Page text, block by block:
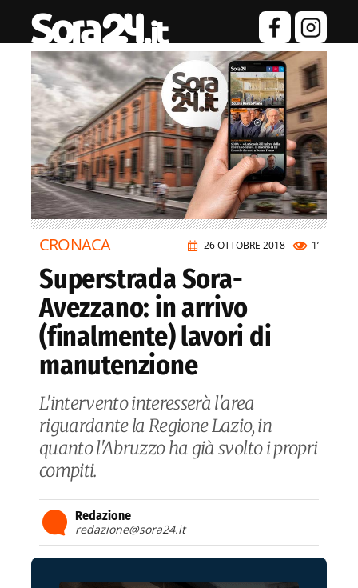
26 OTTOBRE 2018 1’
CRONACA
Superstrada Sora-
Avezzano: in arrivo
(finalmente) lavori di
manutenzione
L'intervento interesserà l'area
riguardante la Regione Lazio, in
quanto l'Abruzzo ha già svolto i propri
compiti.
Redazione
redazione@sora24.it